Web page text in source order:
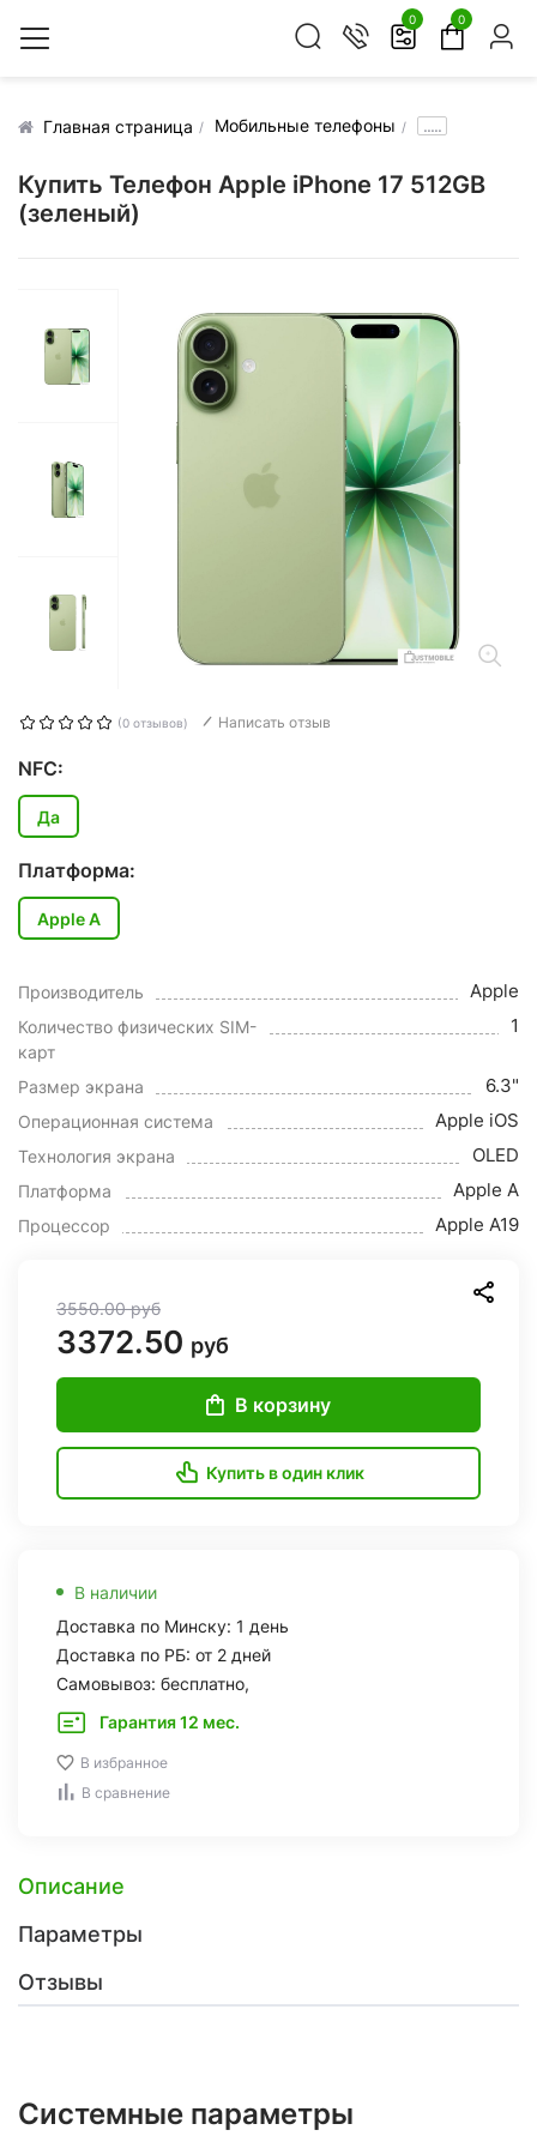
0 0
Главная страница Мобильные телефоны .....
Купить Телефон Apple iPhone 17 512GB
(зеленый)
(0 отзывов) Написать отзыв
NFC:
Да
Платформа:
Apple A
Производитель Apple
Количество физических SIM-
карт
1
Размер экрана 6.3"
Операционная система Apple iOS
Технология экрана OLED
Платформа Apple A
Процессор Apple A19
3550.00руб
3372.50 руб
В корзину
Купить в один клик
В наличии
Доставка по Минску: 1 день
Доставка по РБ: от 2 дней
Самовывоз: бесплатно,
Гарантия 12 мес.
В избранное
В сравнение
Описание
Параметры
Отзывы
Системные параметры